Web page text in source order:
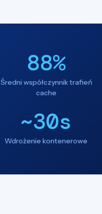
88%
Średni współczynnik trafień
cache
~30s
Wdrożenie kontenerowe